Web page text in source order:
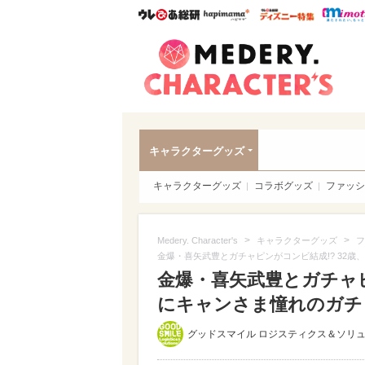
ウレぴあ総研ハピママ*
ウレぴ
キャラクターグッズ
キャラクターグッズ コラボグッズ ファッ
Medery. Character's > キャラクターグッズ >
金爆・喜矢武豊とガチャピンがコンビ結成!? 32歳
金爆・喜矢武豊とガチ
にキャンさま憧れのガ
グッドスマイル ロジスティクス＆ソリ